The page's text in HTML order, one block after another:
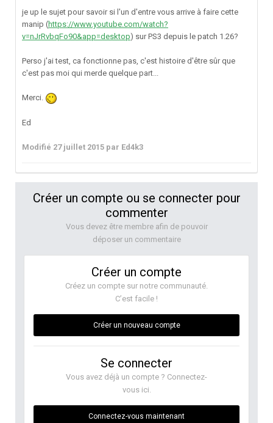
je up le sujet pour savoir si l'un d'entre vous arrive à faire cette
manip (https://www.youtube.com/watch?
v=nJrRvbqFo90&app=desktop) sur PS3 depuis le patch 1.26?
Perso j'ai test, ca fonctionne pas, c'est histoire d'être sûr que
c'est pas moi qui merde quelque part...
Merci.
Ed
Modifié 27 juillet 2015 par Ed4k3
Créer un compte ou se connecter pour
commenter
Vous devez être membre afin de pouvoir
déposer un commentaire
Créer un compte
Créez un compte sur notre communauté.
C’est facile !
Créer un nouveau compte
Se connecter
Vous avez déjà un compte ? Connectez-
vous ici.
Connectez-vous maintenant